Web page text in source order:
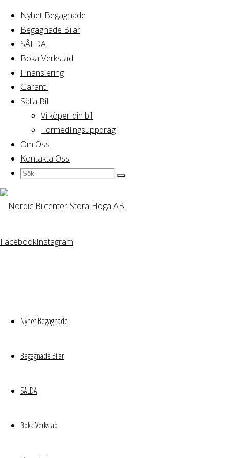
Nyhet Begagnade
Begagnade Bilar
SÅLDA
Boka Verkstad
Finansiering
Garanti
Sälja Bil
Vi köper din bil
Förmedlingsuppdrag
Om Oss
Kontakta Oss
Sök
Sök
Sök
FacebookInstagram
Nyhet Begagnade
Begagnade Bilar
SÅLDA
Boka Verkstad
Hem
SÅLDABMW Z3 M 3.2 Roadster 321HK